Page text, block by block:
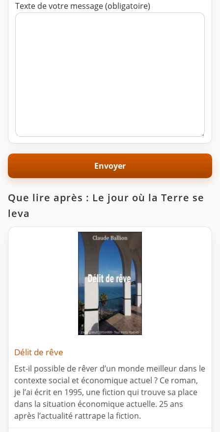
Texte de votre message (obligatoire)
Que lire après : Le jour où la Terre se
leva
Délit de rêve
Est-il possible de rêver d’un monde meilleur dans le
contexte social et économique actuel ? Ce roman,
je l’ai écrit en 1995, une fiction qui trouve sa place
dans la situation économique actuelle. 25 ans
après l’actualité rattrape la fiction.